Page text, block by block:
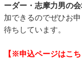
ーダー・志摩力男の
加できるのでぜひお
待ちしています。
【※申込ページはこち